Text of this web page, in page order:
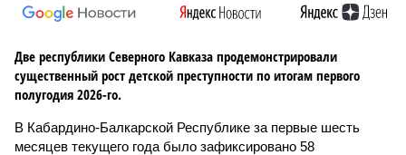
Две республики Северного Кавказа продемонстрировали
существенный рост детской преступности по итогам первого
полугодия 2026-го.
В Кабардино-Балкарской Республике за первые шесть
месяцев текущего года было зафиксировано 58